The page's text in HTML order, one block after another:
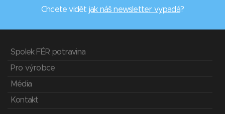
Chcete vidět jak náš newsletter vypadá?
Spolek FÉR potravina
Pro výrobce
Média
Kontakt